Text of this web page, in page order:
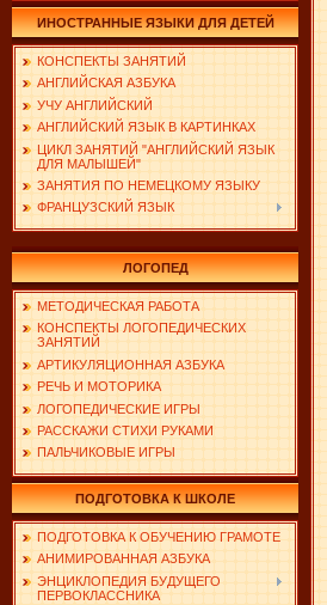
ИНОСТРАННЫЕ ЯЗЫКИ ДЛЯ ДЕТЕЙ
КОНСПЕКТЫ ЗАНЯТИЙ
АНГЛИЙСКАЯ АЗБУКА
УЧУ АНГЛИЙСКИЙ
АНГЛИЙСКИЙ ЯЗЫК В КАРТИНКАХ
ЦИКЛ ЗАНЯТИЙ "АНГЛИЙСКИЙ ЯЗЫК
ДЛЯ МАЛЫШЕЙ"
ЗАНЯТИЯ ПО НЕМЕЦКОМУ ЯЗЫКУ
ФРАНЦУЗСКИЙ ЯЗЫК
ЛОГОПЕД
МЕТОДИЧЕСКАЯ РАБОТА
КОНСПЕКТЫ ЛОГОПЕДИЧЕСКИХ
ЗАНЯТИЙ
АРТИКУЛЯЦИОННАЯ АЗБУКА
РЕЧЬ И МОТОРИКА
ЛОГОПЕДИЧЕСКИЕ ИГРЫ
РАССКАЖИ СТИХИ РУКАМИ
ПАЛЬЧИКОВЫЕ ИГРЫ
ПОДГОТОВКА К ШКОЛЕ
ПОДГОТОВКА К ОБУЧЕНИЮ ГРАМОТЕ
АНИМИРОВАННАЯ АЗБУКА
ЭНЦИКЛОПЕДИЯ БУДУЩЕГО
ПЕРВОКЛАССНИКА